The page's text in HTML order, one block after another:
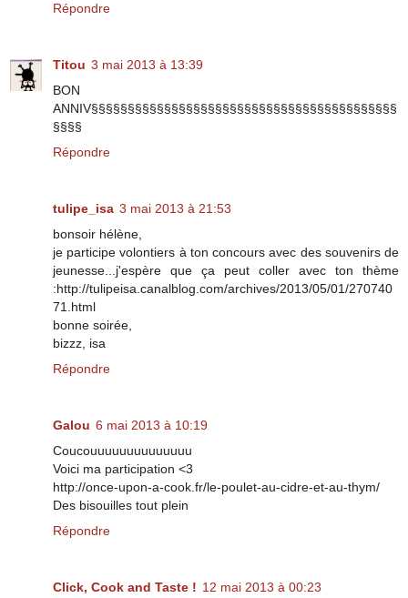
Répondre
Titou 3 mai 2013 à 13:39
BON
ANNIV§§§§§§§§§§§§§§§§§§§§§§§§§§§§§§§§§§§§§§§§§§
§§§§
Répondre
tulipe_isa 3 mai 2013 à 21:53
bonsoir hélène,
je participe volontiers à ton concours avec des souvenirs de
jeunesse...j'espère que ça peut coller avec ton thème
:http://tulipeisa.canalblog.com/archives/2013/05/01/270740
71.html
bonne soirée,
bizzz, isa
Répondre
Galou 6 mai 2013 à 10:19
Coucouuuuuuuuuuuuuu
Voici ma participation <3
http://once-upon-a-cook.fr/le-poulet-au-cidre-et-au-thym/
Des bisouilles tout plein
Répondre
Click, Cook and Taste ! 12 mai 2013 à 00:23